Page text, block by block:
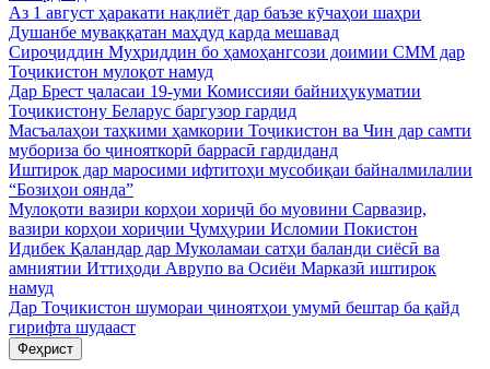
Аз 1 август ҳаракати нақлиёт дар баъзе кӯчаҳои шаҳри
Душанбе муваққатан маҳдуд карда мешавад
Сироҷиддин Муҳриддин бо ҳамоҳангсози доимии СММ дар
Тоҷикистон мулоқот намуд
Дар Брест ҷаласаи 19-уми Комиссияи байниҳукуматии
Тоҷикистону Беларус баргузор гардид
Масъалаҳои таҳкими ҳамкории Тоҷикистон ва Чин дар самти
мубориза бо ҷинояткорӣ баррасӣ гардиданд
Иштирок дар маросими ифтитоҳи мусобиқаи байналмилалии
“Бозиҳои оянда”
Мулоқоти вазири корҳои хориҷӣ бо муовини Сарвазир,
вазири корҳои хориҷии Ҷумҳурии Исломии Покистон
Идибек Қаландар дар Муколамаи сатҳи баланди сиёсӣ ва
амниятии Иттиҳоди Аврупо ва Осиёи Марказӣ иштирок
намуд
Дар Тоҷикистон шумораи ҷиноятҳои умумӣ бештар ба қайд
гирифта шудааст
Феҳрист